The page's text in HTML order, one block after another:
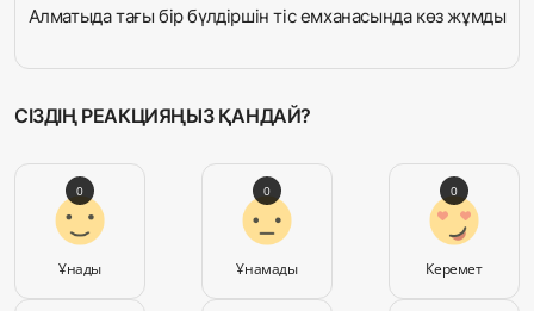
Алматыда тағы бір бүлдіршін тіс емханасында көз жұмды
СІЗДІҢ РЕАКЦИЯҢЫЗ ҚАНДАЙ?
Ұнады
0
Ұнамады
0
Керемет
0